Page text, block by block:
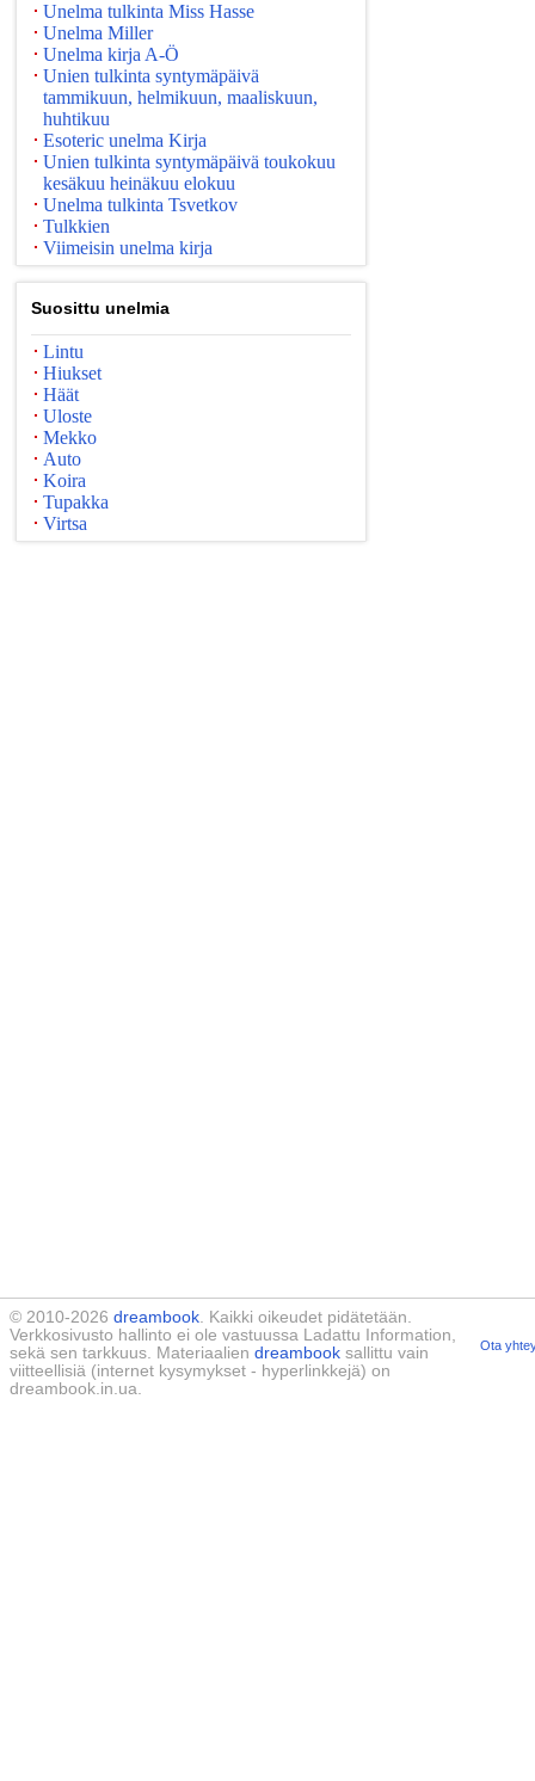
Unelma tulkinta Miss Hasse
Unelma Miller
Unelma kirja A-Ö
Unien tulkinta syntymäpäivä
tammikuun, helmikuun, maaliskuun,
huhtikuu
Esoteric unelma Kirja
Unien tulkinta syntymäpäivä toukokuu
kesäkuu heinäkuu elokuu
Unelma tulkinta Tsvetkov
Tulkkien
Viimeisin unelma kirja
Suosittu unelmia
Lintu
Hiukset
Häät
Uloste
Mekko
Auto
Koira
Tupakka
Virtsa
© 2010-2026 dreambook. Kaikki oikeudet pidätetään.
Verkkosivusto hallinto ei ole vastuussa Ladattu Information,
sekä sen tarkkuus. Materiaalien dreambook sallittu vain
viitteellisiä (internet kysymykset - hyperlinkkejä) on
dreambook.in.ua.
Ota